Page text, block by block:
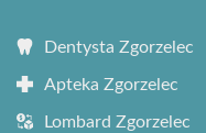
Dentysta Zgorzelec
Apteka Zgorzelec
Lombard Zgorzelec